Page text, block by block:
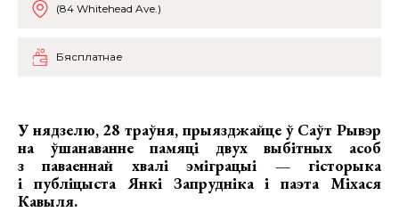
(84 Whitehead Ave.)
Бясплатнае
У нядзелю, 28 траўня, прыязджайце ў Саўт Рывэр
на ўшанаванне памяці двух выбітных асоб
з паваеннай хвалі эміграцыі — гісторыка
і публіцыста
Янкі Запруднікаі паэта Міхася
Кавыля.